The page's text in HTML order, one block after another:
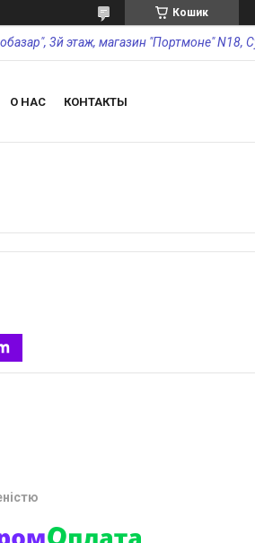
Кошик
3й этаж, магазин "Портмоне" N18,
О НАС КОНТАКТЫ